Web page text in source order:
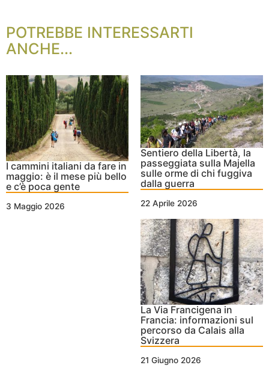
POTREBBE INTERESSARTI
ANCHE...
I cammini italiani da fare in
maggio: è il mese più bello
e c’è poca gente
3 Maggio 2026
Sentiero della Libertà, la
passeggiata sulla Majella
sulle orme di chi fuggiva
dalla guerra
22 Aprile 2026
La Via Francigena in
Francia: informazioni sul
percorso da Calais alla
Svizzera
21 Giugno 2026